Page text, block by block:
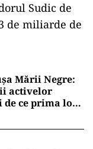
Sudic de
de miliarde de
Mării Negre:
activelor
de ce prima lor